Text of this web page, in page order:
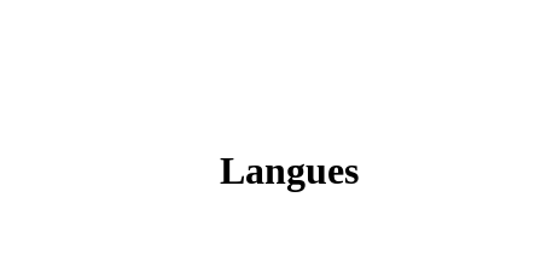
Langues